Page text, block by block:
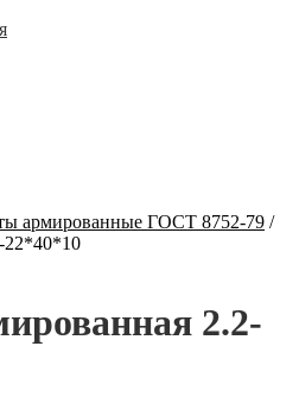
армированные ГОСТ 8752-79 /
22*40*10
2.2-